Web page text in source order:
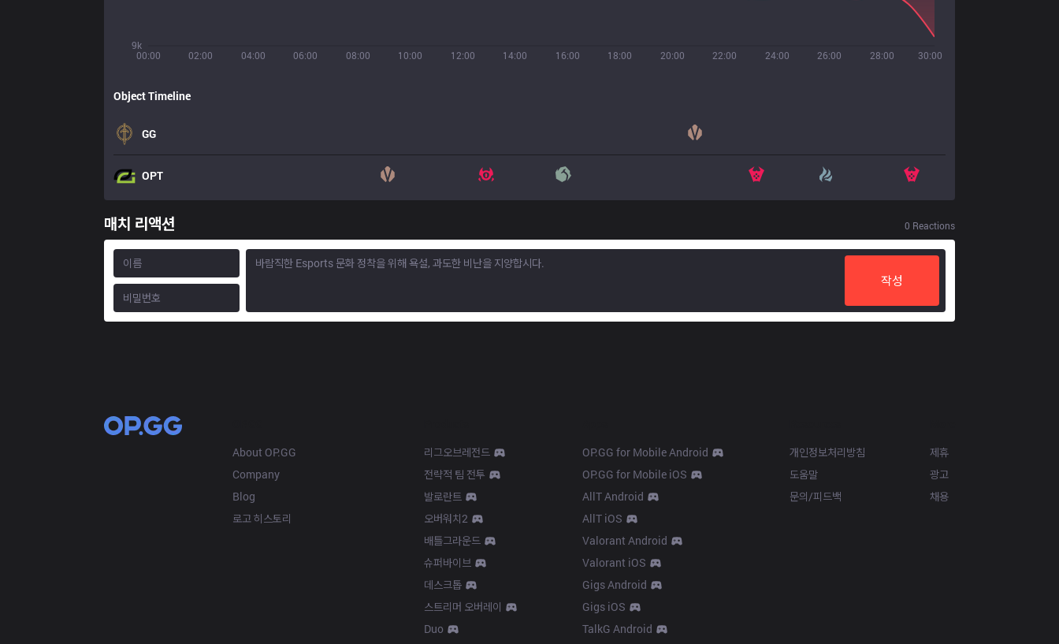
00:00 02:00 04:00 06:00 08:00 10:00 12:00 14:00 16:00 18:00 20:00 22:00 24:00 26:00 28:00 30:00
9k
Object Timeline
GG
OPT
매치 리액션 0 Reactions
작성
About OP.GG
Company
Blog
로고 히스토리
리그오브레전드
전략적 팀 전투
발로란트
오버워치2
배틀그라운드
슈퍼바이브
데스크톱
스트리머 오버레이
Duo
OP.GG for Mobile Android
OP.GG for Mobile iOS
AllT Android
AllT iOS
Valorant Android
Valorant iOS
Gigs Android
Gigs iOS
TalkG Android
개인정보처리방침
도움말
문의/피드백
제휴
광고
채용